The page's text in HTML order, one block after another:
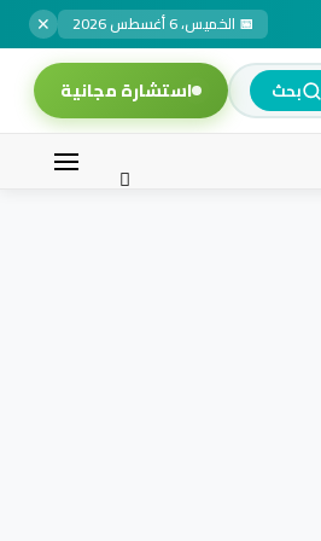
📅 الخميس، 6 أغسطس 2026 ✕
بحث استشارة مجانية